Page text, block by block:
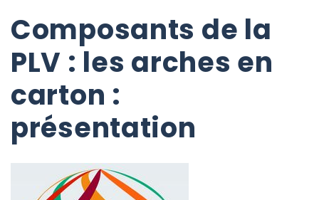
Composants de la
PLV : les arches en
carton :
présentation